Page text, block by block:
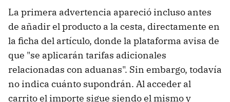
La primera advertencia apareció incluso antes
de añadir el producto a la cesta, directamente en
la ficha del artículo, donde la plataforma avisa de
que "se aplicarán tarifas adicionales
relacionadas con aduanas". Sin embargo, todavía
no indica cuánto supondrán. Al acceder al
carrito el importe sigue siendo el mismo y